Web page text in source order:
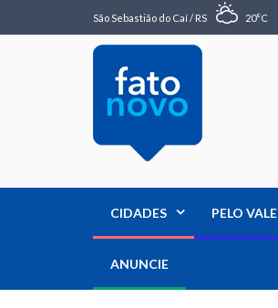
São Sebastião do Caí / RS 20°C
CIDADES PELO VALE
ANUNCIE